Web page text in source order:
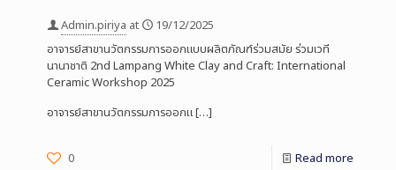
Admin.piriya at
19/12/2025
อาจารย์สาขานวัตกรรมการออกแบบผลิตภัณฑ์ร่วมสมัย ร่วมเวที
นานาชาติ 2nd Lampang White Clay and Craft: International
Ceramic Workshop 2025
อาจารย์สาขานวัตกรรมการออกแ[…]
0 Read more